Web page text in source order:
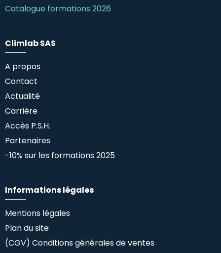
Catalogue formations 2026
Climlab SAS
A propos
Contact
Actualité
Carrière
Accès P.S.H.
Partenaires
-10% sur les formations 2025
Informations légales
Mentions légales
Plan du site
(CGV) Conditions générales de ventes